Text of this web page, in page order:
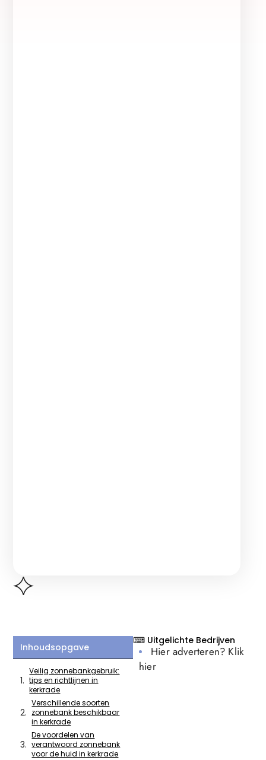
Inhoudsopgave
Veilig zonnebankgebruik:
tips en richtlijnen in
kerkrade
Verschillende soorten
zonnebank beschikbaar
in kerkrade
De voordelen van
verantwoord zonnebank
voor de huid in kerkrade
⌨ Uitgelichte Bedrijven
Hier adverteren? Klik
hier